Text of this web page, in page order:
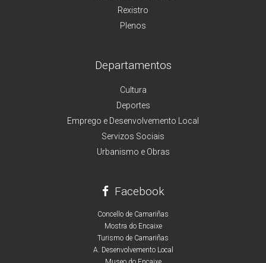
Rexistro
Plenos
Departamentos
Cultura
Deportes
Emprego e Desenvolvemento Local
Servizos Sociais
Urbanismo e Obras
Facebook
Concello de Camariñas
Mostra do Encaixe
Turismo de Camariñas
A. Desenvolvemento Local